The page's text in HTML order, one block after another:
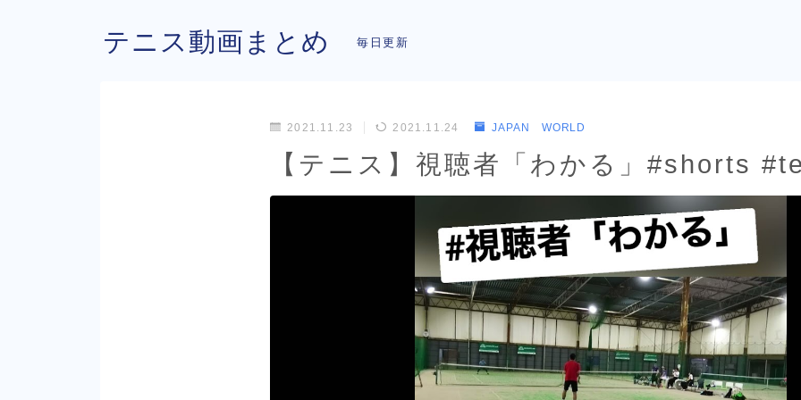
テニス動画まとめ 毎日更新
2021.11.23 2021.11.24 JAPAN WORLD
【テニス】視聴者「わかる」#shorts